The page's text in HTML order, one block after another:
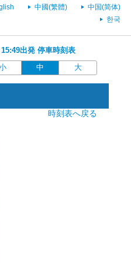
中國(繁體)
中国(简体)
한국
出発 停車時刻表
中 大
時刻表へ戻る